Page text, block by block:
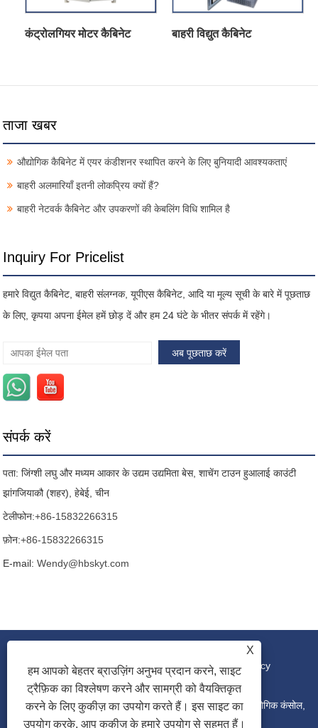
कंट्रोलगियर मोटर कैबिनेट बाहरी विद्युत कैबिनेट
ताजा खबर
औद्योगिक कैबिनेट में एयर कंडीशनर स्थापित करने के लिए बुनियादी आवश्यकताएं
बाहरी अलमारियाँ इतनी लोकप्रिय क्यों हैं?
बाहरी नेटवर्क कैबिनेट और उपकरणों की केबलिंग विधि शामिल है
Inquiry For Pricelist
हमारे विद्युत कैबिनेट, बाहरी संलग्नक, यूपीएस कैबिनेट, आदि या मूल्य सूची के बारे में पूछताछ
के लिए, कृपया अपना ईमेल हमें छोड़ दें और हम 24 घंटे के भीतर संपर्क में रहेंगे।
संपर्क करें
पता: जिंग्शी लघु और मध्यम आकार के उद्यम उद्यमिता बेस, शाचेंग टाउन हुआलाई काउंटी
झांगजियाकौ (शहर), हेबेई, चीन
टेलीफोन:+86-15832266315
फ़ोन:+86-15832266315
E-mail:Wendy@hbskyt.com
लिंक|Sitemap| RSS|XML|Privacy Policy
कॉपीराइट © 2022 हेबेई शौके युआनटुओ टेक्नोलॉजी कं, लिमिटेड - औद्योगिक कंसोल,
X
हम आपको बेहतर ब्राउज़िंग अनुभव प्रदान करने, साइट
ट्रैफ़िक का विश्लेषण करने और सामग्री को वैयक्तिकृत
करने के लिए कुकीज़ का उपयोग करते हैं। इस साइट का
उपयोग करके, आप कुकीज़ के हमारे उपयोग से सहमत हैं।